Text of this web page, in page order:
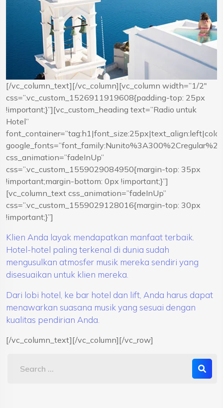
[/vc_column_text][/vc_column][vc_column width=”1/2″
css=”.vc_custom_1526911919608{padding-top: 25px
!important;}”][vc_custom_heading text=”Radio untuk
Hotel”
css_animation=”fadeInUp”
css=”.vc_custom_1559029084950{margin-top: 35px
!important;margin-bottom: 0px !important;}”]
[vc_column_text css_animation=”fadeInUp”
css=”.vc_custom_1559029128016{margin-top: 30px
!important;}”]
Klien Anda layak mendapatkan manfaat terbaik.
Hotel-hotel paling terkenal di dunia sudah
mengusulkan atmosfer musik mereka sendiri yang
disesuaikan untuk klien mereka.
Dari lobi hotel, ke bar hotel dan lift, Anda harus dapat
menawarkan suasana musik yang sesuai dengan
kualitas pendirian Anda.
[/vc_column_text][/vc_column][/vc_row]